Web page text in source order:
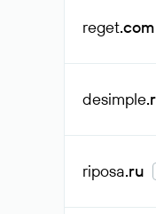
reget.com
desimple
riposa.ru